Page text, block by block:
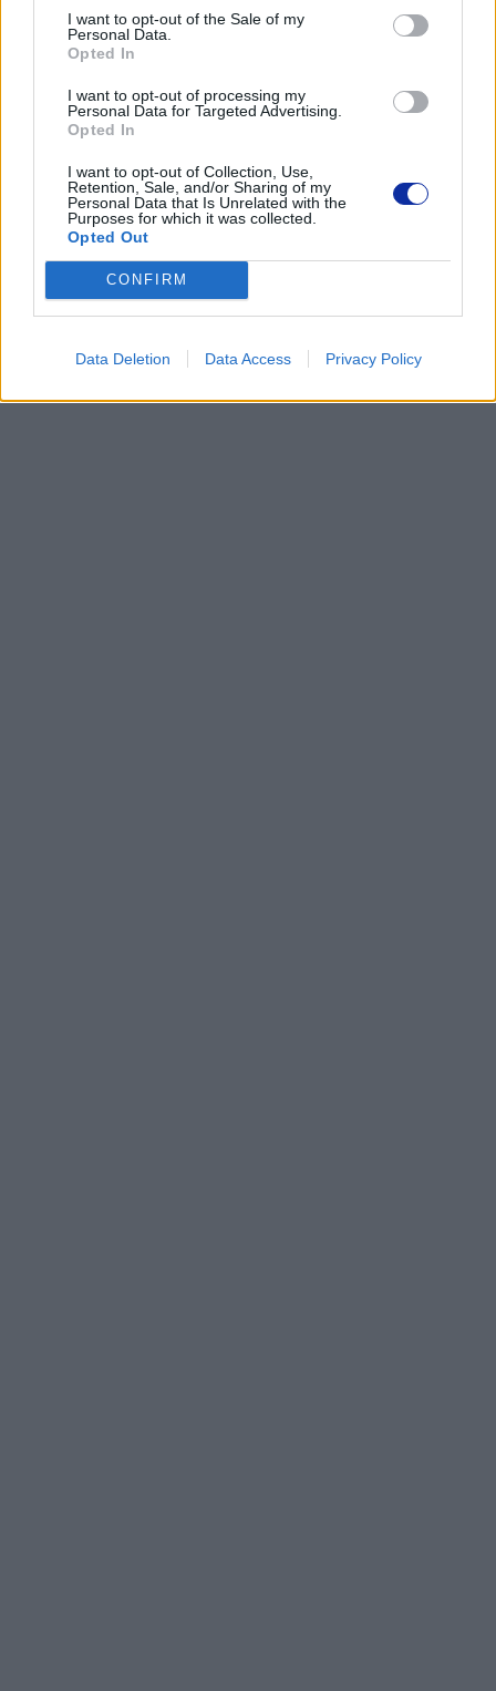
I want to opt-out of the Sale of my
Personal Data.
Opted In
I want to opt-out of processing my
Personal Data for Targeted Advertising.
Opted In
I want to opt-out of Collection, Use,
Retention, Sale, and/or Sharing of my
Personal Data that Is Unrelated with the
Purposes for which it was collected.
Opted Out
CONFIRM
Data Deletion Data Access Privacy Policy